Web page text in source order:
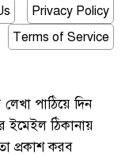
Privacy Policy
Terms of Service
পাঠিয়ে দিন
ইমেইল ঠিকানায়
প্রকাশ করব